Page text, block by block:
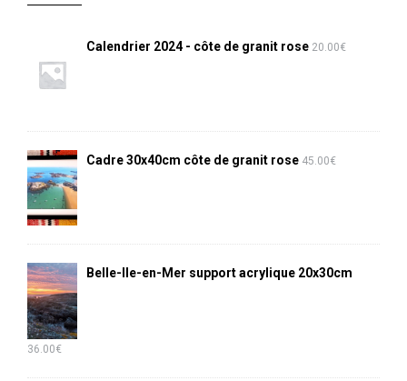
Calendrier 2024 - côte de granit rose 20.00€
Cadre 30x40cm côte de granit rose 45.00€
Belle-Ile-en-Mer support acrylique 20x30cm
36.00€